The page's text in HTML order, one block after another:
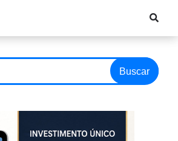
Buscar